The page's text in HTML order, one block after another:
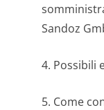
Sandoz
4. Possibili
5. Come